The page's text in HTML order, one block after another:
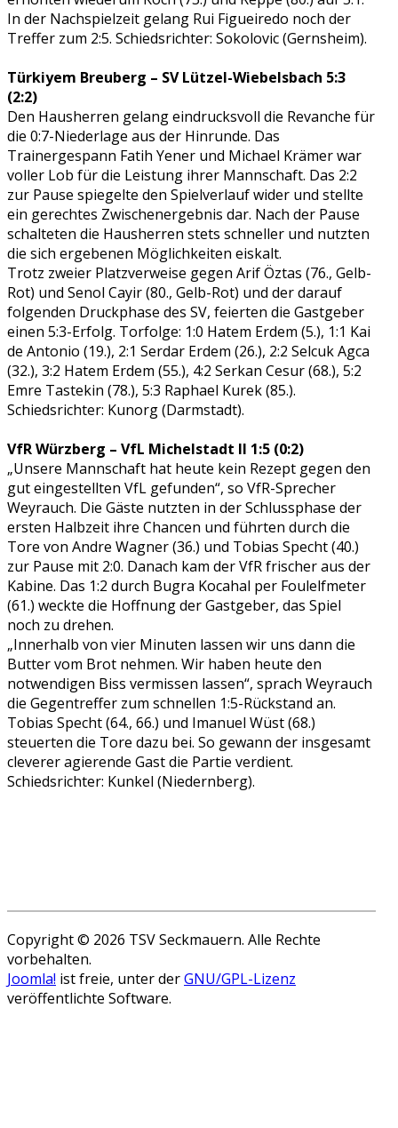
In der Nachspielzeit gelang Rui Figueiredo noch der
Treffer zum 2:5. Schiedsrichter: Sokolovic (Gernsheim).
Türkiyem Breuberg – SV Lützel-Wiebelsbach 5:3
(2:2)
Den Hausherren gelang eindrucksvoll die Revanche für
die 0:7-Niederlage aus der Hinrunde. Das
Trainergespann Fatih Yener und Michael Krämer war
voller Lob für die Leistung ihrer Mannschaft. Das 2:2
zur Pause spiegelte den Spielverlauf wider und stellte
ein gerechtes Zwischenergebnis dar. Nach der Pause
schalteten die Hausherren stets schneller und nutzten
die sich ergebenen Möglichkeiten eiskalt.
Trotz zweier Platzverweise gegen Arif Öztas (76., Gelb-
Rot) und Senol Cayir (80., Gelb-Rot) und der darauf
folgenden Druckphase des SV, feierten die Gastgeber
einen 5:3-Erfolg. Torfolge: 1:0 Hatem Erdem (5.), 1:1 Kai
de Antonio (19.), 2:1 Serdar Erdem (26.), 2:2 Selcuk Agca
(32.), 3:2 Hatem Erdem (55.), 4:2 Serkan Cesur (68.), 5:2
Emre Tastekin (78.), 5:3 Raphael Kurek (85.).
Schiedsrichter: Kunorg (Darmstadt).
VfR Würzberg – VfL Michelstadt II 1:5 (0:2)
„Unsere Mannschaft hat heute kein Rezept gegen den
gut eingestellten VfL gefunden“, so VfR-Sprecher
Weyrauch. Die Gäste nutzten in der Schlussphase der
ersten Halbzeit ihre Chancen und führten durch die
Tore von Andre Wagner (36.) und Tobias Specht (40.)
zur Pause mit 2:0. Danach kam der VfR frischer aus der
Kabine. Das 1:2 durch Bugra Kocahal per Foulelfmeter
(61.) weckte die Hoffnung der Gastgeber, das Spiel
noch zu drehen.
„Innerhalb von vier Minuten lassen wir uns dann die
Butter vom Brot nehmen. Wir haben heute den
notwendigen Biss vermissen lassen“, sprach Weyrauch
die Gegentreffer zum schnellen 1:5-Rückstand an.
Tobias Specht (64., 66.) und Imanuel Wüst (68.)
steuerten die Tore dazu bei. So gewann der insgesamt
cleverer agierende Gast die Partie verdient.
Schiedsrichter: Kunkel (Niedernberg).
Copyright © 2026 TSV Seckmauern. Alle Rechte
vorbehalten.
Joomla! ist freie, unter derGNU/GPL-Lizenz
veröffentlichte Software.